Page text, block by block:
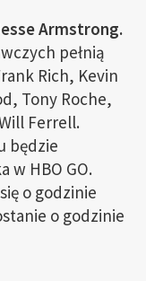
Armstrong.
pełnią
Rich, Kevin
Tony Roche,
Ferrell.
będzie
w HBO GO.
o godzinie
o godzinie